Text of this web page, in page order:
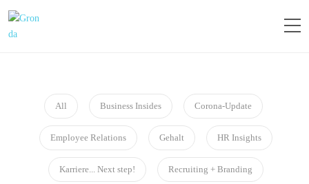
All Business Insides Corona-Update
Employee Relations Gehalt HR Insights
Karriere... Next step! Recruiting + Branding